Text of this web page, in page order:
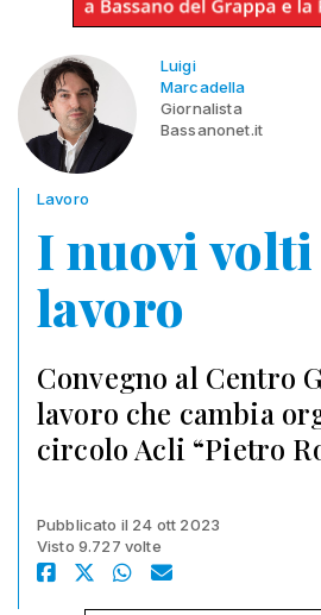
Luigi
Marcadella
Giornalista
Bassanonet.it
Lavoro
I nuovi
lavoro
Convegno al Centro
lavoro che cambia
circolo Acli “Pietro
Pubblicato il 24 ott 2023
Visto 9.727 volte